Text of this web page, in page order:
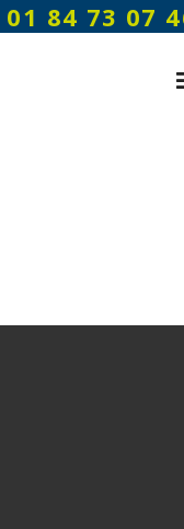
01 84 73 07